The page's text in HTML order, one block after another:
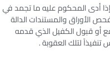
إذا أدى المحكوم عليه ما تجمد في
الأوراق والمستندات الدالة
أو قبول الكفيل الذي قدمه
لتلك العقوبة .